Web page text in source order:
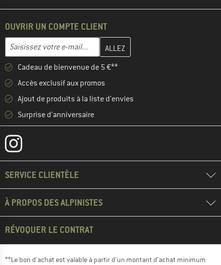
OUVRIR UN COMPTE CLIENT
Adresse e-mail
Entrez votre adresse e-mail ici et créez votre compte client à la
Cadeau de bienvenue de 5 €**
Accès exclusif aux promos
Ajout de produits à la liste d'envies
Surprise d'anniversaire
SERVICE CLIENTÈLE
À PROPOS DES ALPINISTES
RÉVOQUER LE CONTRAT
**Le bon d'achat est valable à partir d'un montant d'achat minimum